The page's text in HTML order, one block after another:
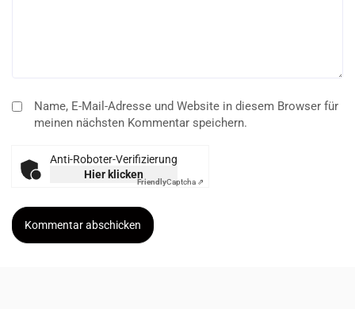
Name, E-Mail-Adresse und Website in diesem Browser für
meinen nächsten Kommentar speichern.
Anti-Roboter-Verifizierung
Hier klicken
FriendlyCaptcha ⇗